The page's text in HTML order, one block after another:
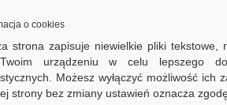
o cookies
strona zapisuje niewielkie pliki tekstowe,
urządzeniu w celu lepszego
Możesz wyłączyć możliwość ich
strony bez zmiany ustawień oznacza